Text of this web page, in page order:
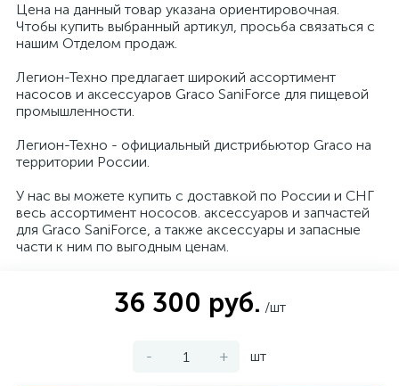
Цена на данный товар указана ориентировочная.
Чтобы купить выбранный артикул, просьба связаться с
нашим Отделом продаж.
Легион-Техно предлагает широкий ассортимент
насосов и аксессуаров Graco SaniForce для пищевой
промышленности.
Легион-Техно - официальный дистрибьютор Graco на
территории России.
У нас вы можете купить с доставкой по России и СНГ
весь ассортимент нососов. аксессуаров и запчастей
для Graco SaniForce, а также аксессуары и запасные
части к ним по выгодным ценам.
36 300 руб. /шт
- + шт